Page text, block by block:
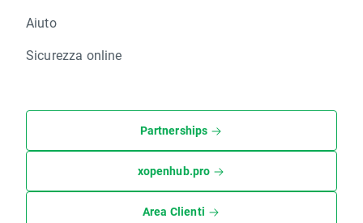
Aiuto
Sicurezza online
Partnerships
xopenhub.pro
Area Clienti